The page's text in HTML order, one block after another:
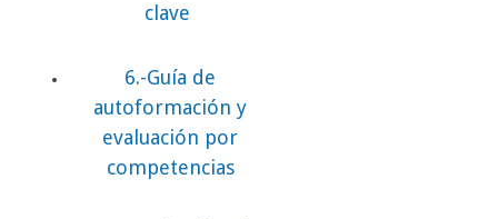
clave
6.-Guía de
autoformación y
evaluación por
competencias